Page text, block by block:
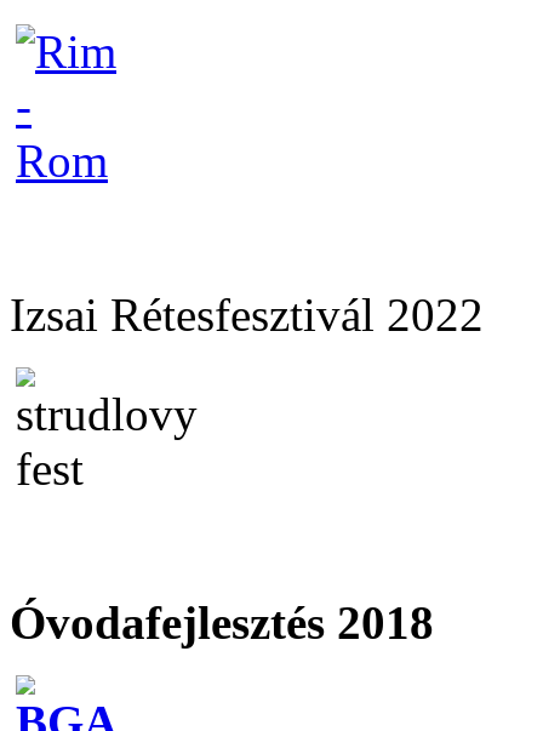
Izsai Rétesfesztivál 2022
Óvodafejlesztés 2018